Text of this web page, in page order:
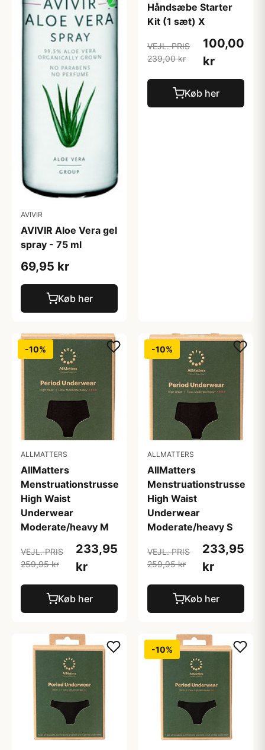
AVIVIR
AVIVIR Aloe Vera gel
spray - 75 ml
69,95 kr
Køb her
Håndsæbe Starter
Kit (1 sæt) X
VEJL. PRIS
239,00 kr
100,00
kr
Køb her
-10%
ALLMATTERS
AllMatters
Menstruationstrusse
High Waist
Underwear
Moderate/heavy M
VEJL. PRIS
259,95 kr
233,95
kr
Køb her
-10%
ALLMATTERS
AllMatters
Menstruationstrusse
High Waist
Underwear
Moderate/heavy S
VEJL. PRIS
259,95 kr
233,95
kr
Køb her
-10%